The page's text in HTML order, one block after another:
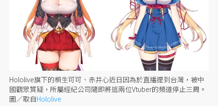
Hololive旗下的桐生可可、赤井心近日因為於直播提到台灣，被中
國觀眾質疑，所屬經紀公司隨即將這兩位Vtuber的頻道停止三周。
圖／取自Hololive